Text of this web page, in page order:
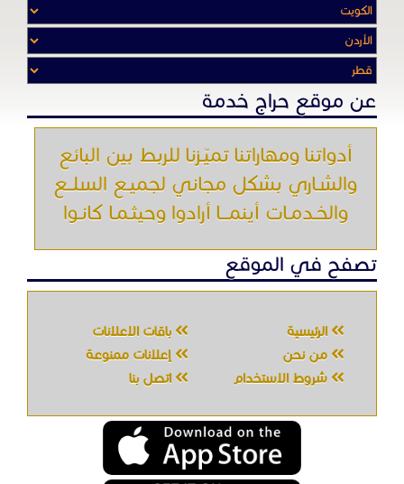
عن موقع حراج خدمة
أدواتنا ومهاراتنا تميّـزنا للربط بين البائع
والشـاري بشكل مجاني لجميـع السلــع
والخـدمـات أينمـــا أرادوا وحيثـمـا كانـوا
تصفح في الموقع
الرئيسية
باقات الإعلانات
من نحن
إعلانات ممنوعة
شروط الاستخدام
اتصل بنا